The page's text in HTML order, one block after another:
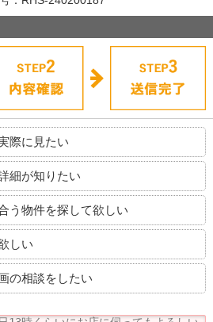
際に見たい
細が知りたい
う物件を探して欲しい
しい
の相談をしたい